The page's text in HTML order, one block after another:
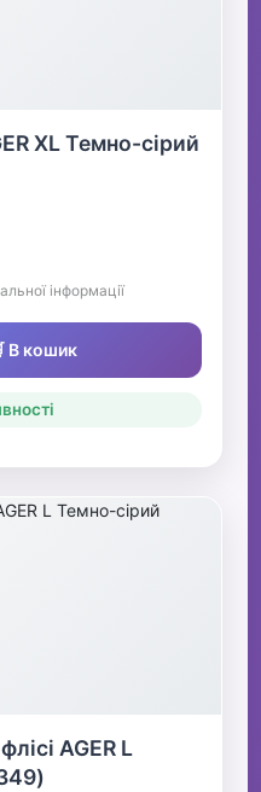
XL Темно-сірий
інформації
В кошик
AGER L